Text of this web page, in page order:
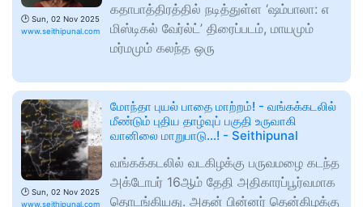
🕑 Sun, 02 Nov 2025
www.seithipunal.com
கதாபாத்திரத்தில் நடித்துள்ள ‘ஷம்பாலா: எ
மிஸ்டிகல் வேர்ல்ட்’ திரைப்படம், மாயமும்
மர்மமும் கலந்த ஒரு
🕑 Sun, 02 Nov 2025
www.seithipunal.com
மோந்தா புயல் பாதை மாற்றம்! - வங்கக்கடலில்
மீண்டும் புதிய தாழ்வுப் பகுதி உருவாகி
வானிலை மாறுபாடு...! - Seithipunal
வங்கக்கடலில் வடகிழக்கு பருவமழை கடந்த
அக்டோபர் 16ஆம் தேதி அதிகாரப்பூர்வமாக
தொடங்கியது. அதன் பின்னர் தென்கிழக்கு